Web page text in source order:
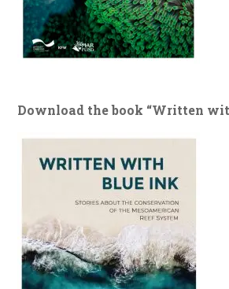
Download the book “Written